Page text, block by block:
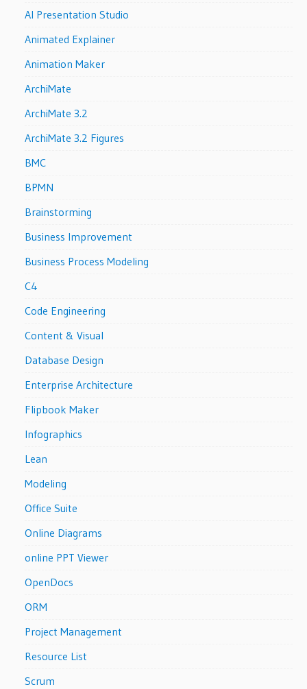
AI Presentation Studio
Animated Explainer
Animation Maker
ArchiMate
ArchiMate 3.2
ArchiMate 3.2 Figures
BMC
BPMN
Brainstorming
Business Improvement
Business Process Modeling
C4
Code Engineering
Content & Visual
Database Design
Enterprise Architecture
Flipbook Maker
Infographics
Lean
Modeling
Office Suite
Online Diagrams
online PPT Viewer
OpenDocs
ORM
Project Management
Resource List
Scrum